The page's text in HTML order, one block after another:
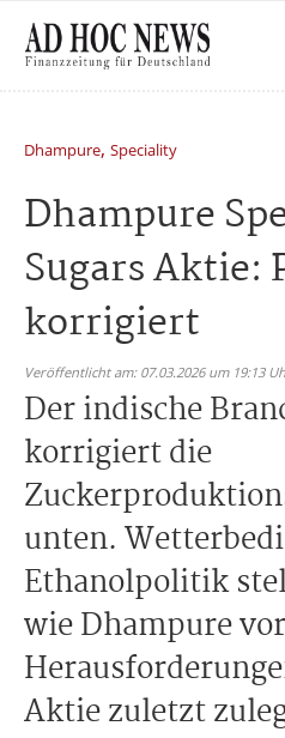
Dhampure, Speciality
Dhampure
Sugars Aktie:
korrigiert
Veröffentlicht am: 07.03.2026 um 19:13
Der indische
korrigiert die
unten.
Ethanolpolitik
wie Dhampure vor
Aktie zuletzt